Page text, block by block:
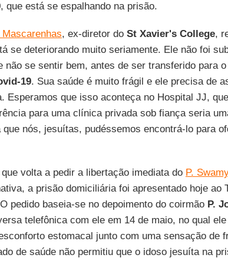
, que está se espalhando na prisão.
Mascarenhas, ex-diretor do St Xavier's College,
se deteriorando muito seriamente. Ele não foi
não se sentir bem, antes de ser transferido para
19. Sua saúde é muito frágil e ele precisa de
Esperamos que isso aconteça no Hospital JJ,
para uma clínica privada sob fiança seria
que nós, jesuítas, pudéssemos encontrá-lo para
volta a pedir a libertação imediata do P.
a prisão domiciliária foi apresentado hoje ao
pedido baseia-se no depoimento do coirmão P.
telefônica com ele em 14 de maio, no qual
estomacal junto com uma sensação de
de saúde não permitiu que o idoso jesuíta na